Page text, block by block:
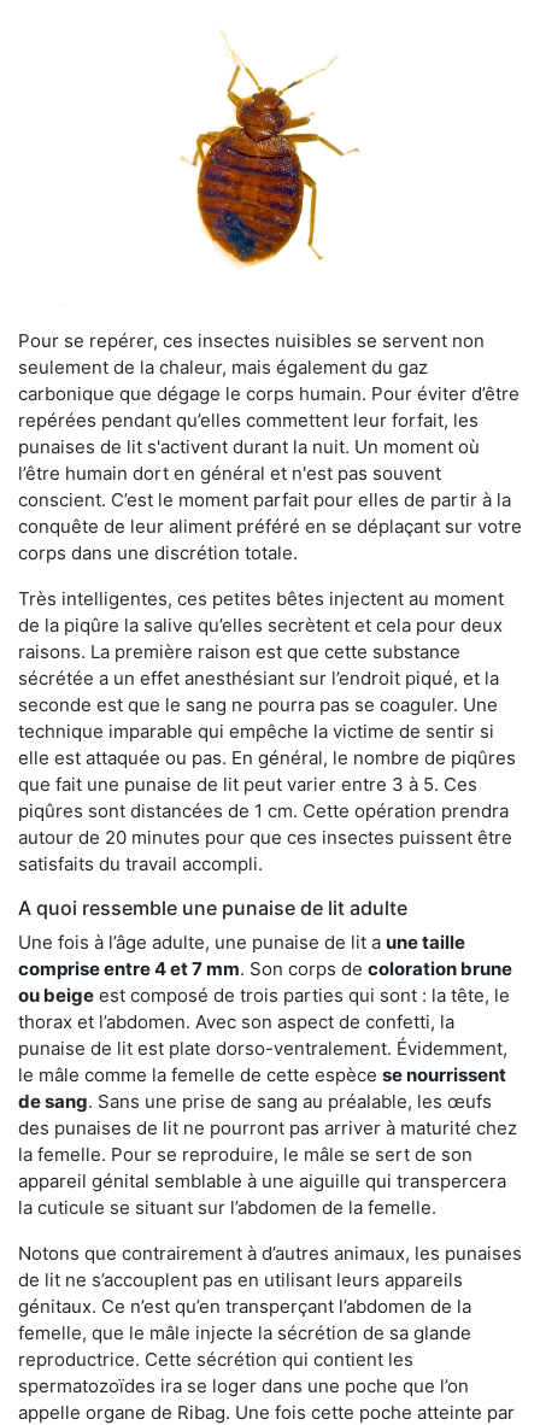
Pour se repérer, ces insectes nuisibles se servent non
seulement de la chaleur, mais également du gaz
carbonique que dégage le corps humain. Pour éviter d’être
repérées pendant qu’elles commettent leur forfait, les
punaises de lit s'activent durant la nuit. Un moment où
l’être humain dort en général et n'est pas souvent
conscient. C’est le moment parfait pour elles de partir à la
conquête de leur aliment préféré en se déplaçant sur votre
corps dans une discrétion totale.
Très intelligentes, ces petites bêtes injectent au moment
de la piqûre la salive qu’elles secrètent et cela pour deux
raisons. La première raison est que cette substance
sécrétée a un effet anesthésiant sur l’endroit piqué, et la
seconde est que le sang ne pourra pas se coaguler. Une
technique imparable qui empêche la victime de sentir si
elle est attaquée ou pas. En général, le nombre de piqûres
que fait une punaise de lit peut varier entre 3 à 5. Ces
piqûres sont distancées de 1 cm. Cette opération prendra
autour de 20 minutes pour que ces insectes puissent être
satisfaits du travail accompli.
A quoi ressemble une punaise de lit adulte
Une fois à l’âge adulte, une punaise de lit a une taille
comprise entre 4 et 7 mm. Son corps de coloration brune
ou beige est composé de trois parties qui sont : la tête, le
thorax et l’abdomen. Avec son aspect de confetti, la
punaise de lit est plate dorso-ventralement. Évidemment,
le mâle comme la femelle de cette espèce se nourrissent
de sang. Sans une prise de sang au préalable, les œufs
des punaises de lit ne pourront pas arriver à maturité chez
la femelle. Pour se reproduire, le mâle se sert de son
appareil génital semblable à une aiguille qui transpercera
la cuticule se situant sur l’abdomen de la femelle.
Notons que contrairement à d’autres animaux, les punaises
de lit ne s’accouplent pas en utilisant leurs appareils
génitaux. Ce n’est qu’en transperçant l’abdomen de la
femelle, que le mâle injecte la sécrétion de sa glande
reproductrice. Cette sécrétion qui contient les
spermatozoïdes ira se loger dans une poche que l’on
appelle organe de Ribag. Une fois cette poche atteinte par